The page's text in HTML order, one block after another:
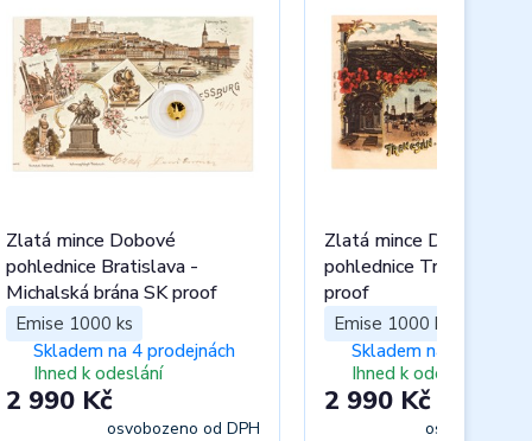
Zlatá mince Dobové
pohlednice Bratislava -
Michalská brána SK proof
Emise 1000 ks
Skladem na 4 prodejnách
Ihned k odeslání
2 990 Kč
osvobozeno od DPH
Zlatá mince Dobové
pohlednice Trenčín -
proof
Emise 1000 ks
Skladem na 1
Ihned k odeslání
2 990 Kč
osvobozeno